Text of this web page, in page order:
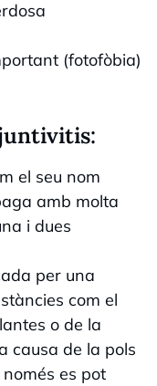
(fotofòbia)
el seu nom
amb molta
i dues
per una
com el
o de la
causa de la pols
es pot